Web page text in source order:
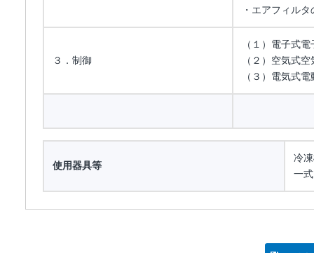
・エアフィル
３．制御
（１）電子式
（２）空気式
（３）電気式
使用器具等
冷
一式